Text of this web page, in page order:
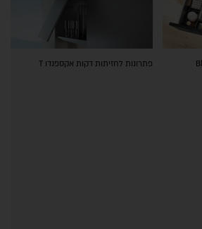
פתרונות לחזיתות דקות אקספנדו T